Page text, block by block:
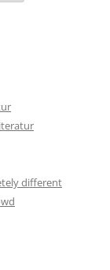
different